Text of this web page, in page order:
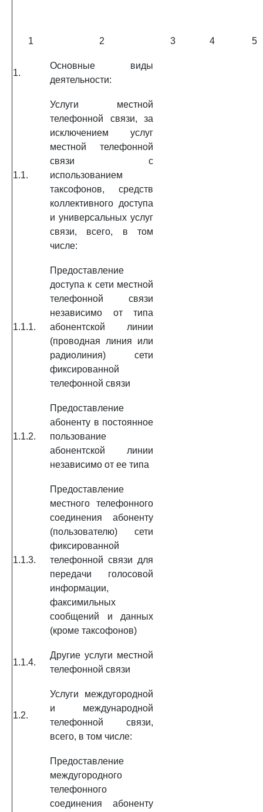
1 2 3 4 5
1.
Основные виды
деятельности:
1.1.
Услуги местной
телефонной связи, за
исключением услуг
местной телефонной
связи с
использованием
таксофонов, средств
коллективного доступа
и универсальных услуг
связи, всего, в том
числе:
1.1.1.
Предоставление
доступа к сети местной
телефонной связи
независимо от типа
абонентской линии
(проводная линия или
радиолиния) сети
фиксированной
телефонной связи
1.1.2.
Предоставление
абоненту в постоянное
пользование
абонентской линии
независимо от ее типа
1.1.3.
Предоставление
местного телефонного
соединения абоненту
(пользователю) сети
фиксированной
телефонной связи для
передачи голосовой
информации,
факсимильных
сообщений и данных
(кроме таксофонов)
1.1.4.
Другие услуги местной
телефонной связи
1.2.
Услуги междугородной
и международной
телефонной связи,
всего, в том числе:
Предоставление
междугородного
телефонного
соединения абоненту